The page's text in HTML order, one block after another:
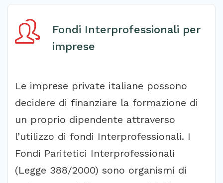
Fondi Interprofessionali per
imprese
Le imprese private italiane possono
decidere di finanziare la formazione di
un proprio dipendente attraverso
l’utilizzo di fondi Interprofessionali. I
Fondi Paritetici Interprofessionali
(Legge 388/2000) sono organismi di